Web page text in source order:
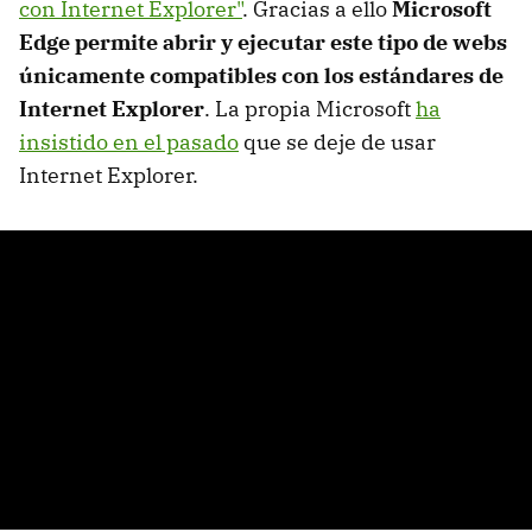
con Internet Explorer". Gracias a elloMicrosoft
Edge permite abrir y ejecutar este tipo de webs
únicamente compatibles con los estándares de
Internet Explorer. La propia Microsoftha
insistido en el pasado que se deje de usar
Internet Explorer.